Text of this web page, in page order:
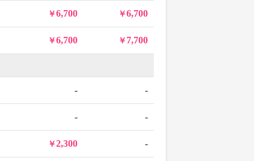
6,700 6,700
6,700 7,700
- -
- -
2,300 -